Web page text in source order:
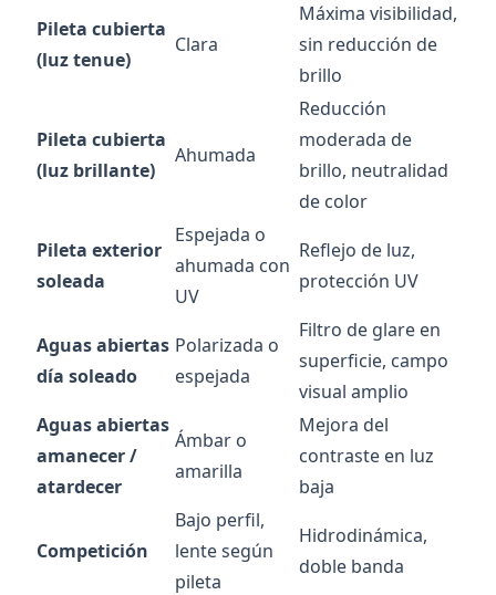
Pileta cubierta
(luz tenue)
Clara
Máxima visibilidad,
sin reducción de
brillo
Pileta cubierta
(luz brillante)
Ahumada
Reducción
moderada de
brillo, neutralidad
de color
Pileta exterior
soleada
Espejada o
ahumada con
UV
Reflejo de luz,
protección UV
Aguas abiertas
día soleado
Polarizada o
espejada
Filtro de glare en
superficie, campo
visual amplio
Aguas abiertas
amanecer /
atardecer
Ámbar o
amarilla
Mejora del
contraste en luz
baja
Competición
Bajo perfil,
lente según
pileta
Hidrodinámica,
doble banda